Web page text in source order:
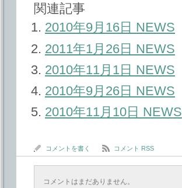
関連記事
2010年9月16日 NEWS
2011年1月26日 NEWS
2010年11月1日 NEWS
2010年9月26日 NEWS
2010年11月10日 NEWS
コメントを書く コメント RSS
コメントはまだありません。